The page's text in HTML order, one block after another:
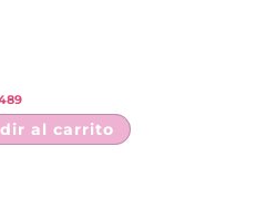
al carrito